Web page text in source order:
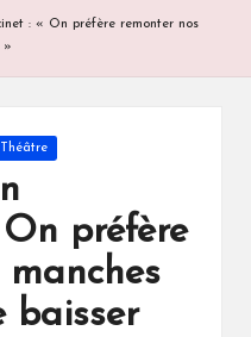
: « On préfère remonter nos
»
Théâtre
préfère
baisser